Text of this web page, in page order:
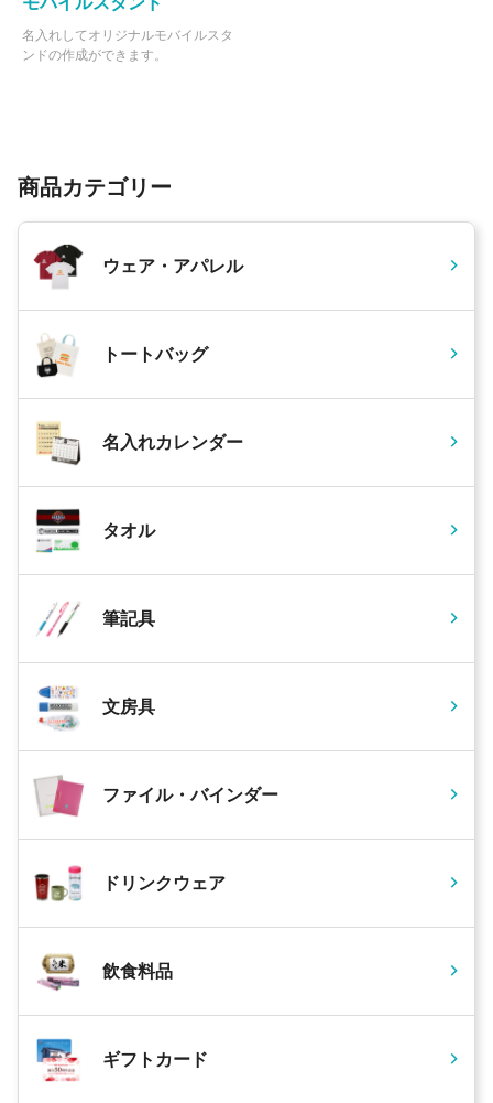
名入れしてオリジナルモバイルスタ
ンドの作成ができます。
商品カテゴリー
ウェア・アパレル
トートバッグ
名入れカレンダー
タオル
筆記具
文房具
ファイル・バインダー
ドリンクウェア
飲食料品
ギフトカード